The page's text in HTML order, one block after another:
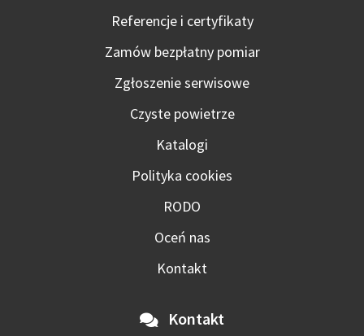
Referencje i certyfikaty
Zamów bezpłatny pomiar
Zgłoszenie serwisowe
Czyste powietrze
Katalogi
Polityka cookies
RODO
Oceń nas
Kontakt
Kontakt